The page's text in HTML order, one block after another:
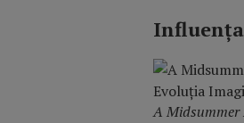
A Midsummer